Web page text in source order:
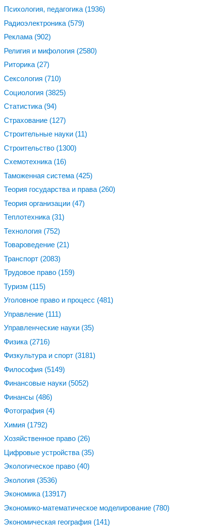
Психология, педагогика (1936)
Радиоэлектроника (579)
Реклама (902)
Религия и мифология (2580)
Риторика (27)
Сексология (710)
Социология (3825)
Статистика (94)
Страхование (127)
Строительные науки (11)
Строительство (1300)
Схемотехника (16)
Таможенная система (425)
Теория государства и права (260)
Теория организации (47)
Теплотехника (31)
Технология (752)
Товароведение (21)
Транспорт (2083)
Трудовое право (159)
Туризм (115)
Уголовное право и процесс (481)
Управление (111)
Управленческие науки (35)
Физика (2716)
Физкультура и спорт (3181)
Философия (5149)
Финансовые науки (5052)
Финансы (486)
Фотография (4)
Химия (1792)
Хозяйственное право (26)
Цифровые устройства (35)
Экологическое право (40)
Экология (3536)
Экономика (13917)
Экономико-математическое моделирование (780)
Экономическая география (141)